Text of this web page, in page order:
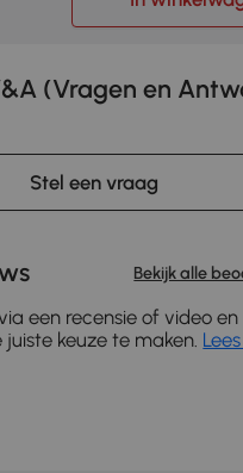
Stel een vraag
Bekijk alle
een recensie of video en
keuze te maken.